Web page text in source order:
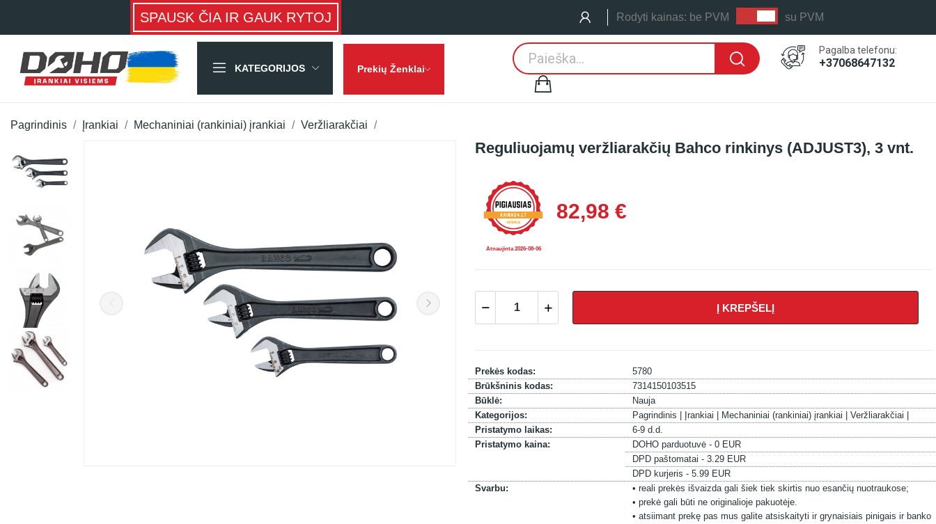
SPAUSK ČIA IR GAUK RYTOJ Rodyti kainas: be PVM su PVM
KATEGORIJOS Prekių Ženklai
Pagalba telefonu:
+37068647132
Pagrindinis Įrankiai Mechaniniai (rankiniai) įrankiai Veržliarakčiai
Reguliuojamų veržliarakčių Bahco rinkinys (ADJUST3), 3 vnt.
82,98 €
Atnaujinta 2026-08-06
Į KREPŠELĮ
Prekės kodas:
5780
Brūkšninis kodas:
7314150103515
Būklė:
Nauja
Kategorijos:
Pagrindinis | Įrankiai | Mechaniniai (rankiniai) įrankiai | Veržliarakčiai |
Pristatymo laikas:
6-9 d.d.
Pristatymo kaina:
DOHO parduotuvė - 0 EUR
DPD paštomatai - 3.29 EUR
DPD kurjeris - 5.99 EUR
Svarbu:
• reali prekės išvaizda gali šiek tiek skirtis nuo esančių nuotraukose;
• prekė gali būti ne originalioje pakuotėje.
• atsiimant prekę pas mus galite atsiskaityti ir grynaisiais pinigais ir banko